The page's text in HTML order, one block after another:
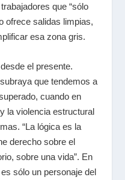
que “sólo
ofrece salidas limpias,
esa zona gris.
el presente.
que tendemos a
cuando en
la violencia estructural
“La lógica es la
derecho sobre el
sobre una vida”. En
sólo un personaje del